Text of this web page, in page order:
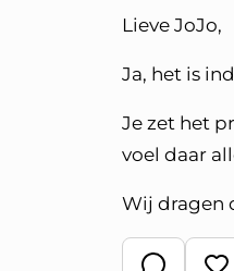
Lieve JoJo,
Ja, het is
Je zet het
voel daar
Wij dragen